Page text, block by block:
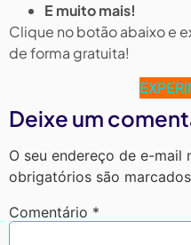
E muito mais!
Clique no botão abaixo e
de forma gratuita!
Deixe um
O seu endereço de e-mail
obrigatórios são
Comentário *